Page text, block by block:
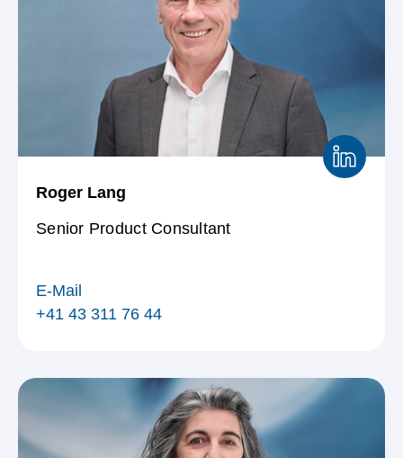
Roger Lang
Senior Product Consultant
E-Mail
+41 43 311 76 44